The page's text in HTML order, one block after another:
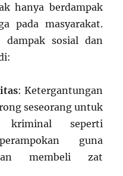
hanya berdampak
pada masyarakat.
dampak sosial dan
: Ketergantungan
seseorang untuk
kriminal seperti
guna
membeli zat